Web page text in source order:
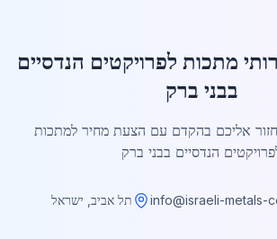
מתכות לפרויקטים הנדסיים
בבני ברק
אליכם בהקדם עם הצעת מחיר למתכות
הנדסיים בבני ברק
info@israeli-metals- תל אביב, ישראל